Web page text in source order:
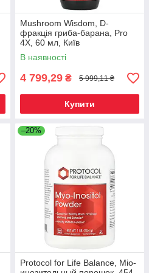
Mushroom Wisdom, D-
фракція гриба-барана, Pro
4X, 60 мл, Київ
В наявності
4 799,29 ₴ 5 999,11 ₴
Купити
–20%
Protocol for Life Balance, Міо-